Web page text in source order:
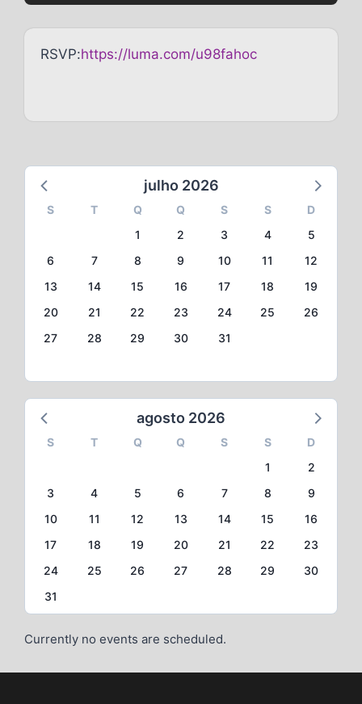
RSVP:https://luma.com/u98fahoc
julho 2026
S T Q Q S S
D
1
2 3 4
5
6
7 8 9 10 11
12
13
14 15 16 17 18
19
20
21 22 23 24 25
26
27
28 29 30 31
agosto 2026
S T Q Q S S
D
1
2
3
4 5 6 7 8
9
10
11 12 13 14 15
16
17
18 19 20 21 22
23
24
25 26 27 28 29
30
31
Currently no events are scheduled.